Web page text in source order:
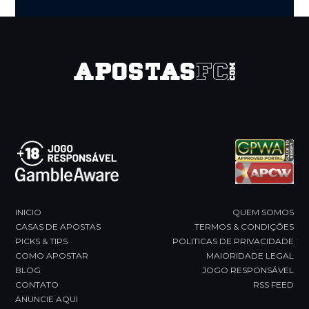
INICIO
CASAS DE APOSTAS
PICKS & TIPS
COMO APOSTAR
BLOG
CONTATO
ANUNCIE AQUI
QUEM SOMOS
TERMOS & CONDIÇÕES
POLITICAS DE PRIVACIDADE
MAIORIDADE LEGAL
JOGO RESPONSÁVEL
RSS FEED